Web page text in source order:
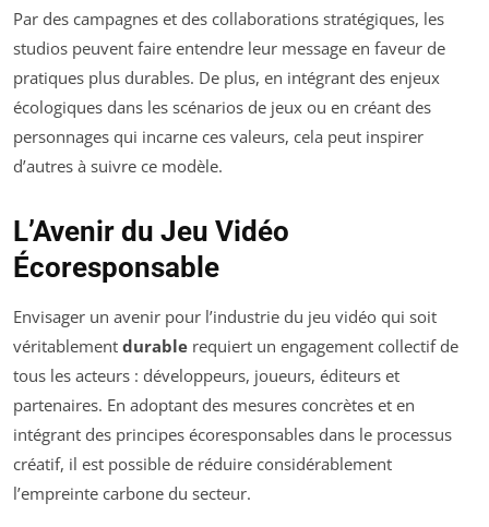
Par des campagnes et des collaborations stratégiques, les
studios peuvent faire entendre leur message en faveur de
pratiques plus durables. De plus, en intégrant des enjeux
écologiques dans les scénarios de jeux ou en créant des
personnages qui incarne ces valeurs, cela peut inspirer
d’autres à suivre ce modèle.
L’Avenir du Jeu Vidéo
Écoresponsable
Envisager un avenir pour l’industrie du jeu vidéo qui soit
véritablement durable requiert un engagement collectif de
tous les acteurs : développeurs, joueurs, éditeurs et
partenaires. En adoptant des mesures concrètes et en
intégrant des principes écoresponsables dans le processus
créatif, il est possible de réduire considérablement
l’empreinte carbone du secteur.